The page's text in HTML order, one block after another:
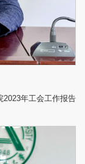
2023年工会工作报告